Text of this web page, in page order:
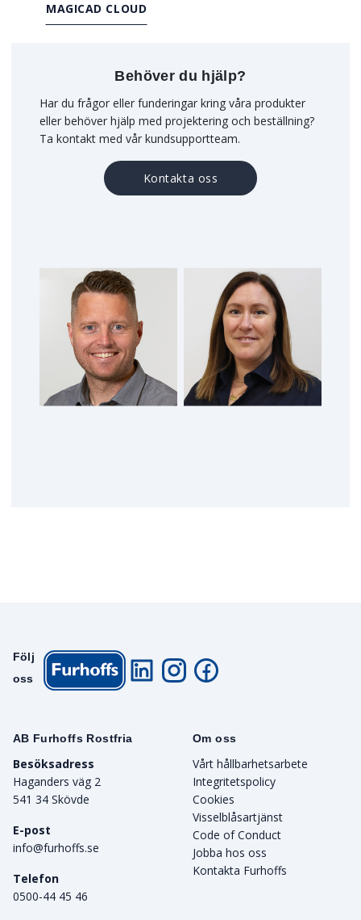
MAGICAD CLOUD
Behöver du hjälp?
Har du frågor eller funderingar kring våra produkter
eller behöver hjälp med projektering och beställning?
Ta kontakt med vår kundsupportteam.
Kontakta oss
AB Furhoffs Rostfria
Besöksadress
Haganders väg 2
541 34 Skövde
E-post
info@furhoffs.se
Telefon
0500-44 45 46
Om oss
Vårt hållbarhetsarbete
Integritetspolicy
Cookies
Visselblåsartjänst
Code of Conduct
Jobba hos oss
Kontakta Furhoffs
Följ
oss